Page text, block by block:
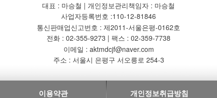
대표 : 마승철 | 개인정보관리책임자 : 마승철
사업자등록번호 :110-12-81846
통신판매업신고번호 : 제2011-서울은평-0162호
전화 : 02-355-9273 | 팩스 : 02-359-7738
이메일 : aktmdcjf@naver.com
주소 : 서울시 은평구 서오릉로 254-3
이용약관 개인정보취급방침